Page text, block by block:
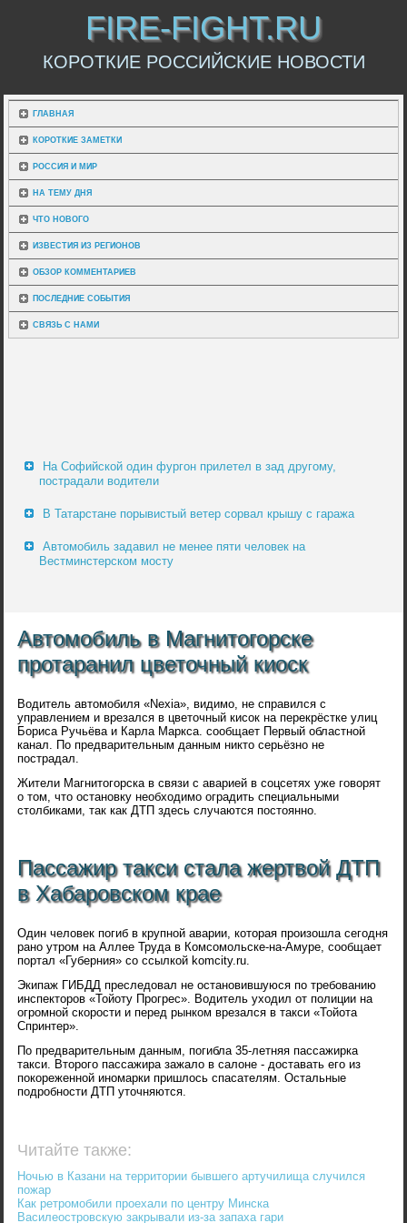
FIRE-FIGHT.RU
КОРОТКИЕ РОССИЙСКИЕ НОВОСТИ
ГЛАВНАЯ
КОРОТКИЕ ЗАМЕТКИ
РОССИЯ И МИР
НА ТЕМУ ДНЯ
ЧТО НОВОГО
ИЗВЕСТИЯ ИЗ РЕГИОНОВ
ОБЗОР КОММЕНТАРИЕВ
ПОСЛЕДНИЕ СОБЫТИЯ
СВЯЗЬ С НАМИ
На Софийской один фургон прилетел в зад другому,
пострадали водители
В Татарстане порывистый ветер сорвал крышу с гаража
Автомобиль задавил не менее пяти человек на
Вестминстерском мосту
Автомобиль в Магнитогорске
протаранил цветочный киоск
Водитель автомобиля «Nexia», видимо, не справился с
управлением и врезался в цветочный кисок на перекрёстке улиц
Бориса Ручьёва и Карла Маркса. сообщает Первый областной
канал. По предварительным данным никто серьёзно не
пострадал.
Жители Магнитогорска в связи с аварией в соцсетях уже говорят
о том, что остановку необходимо оградить специальными
столбиками, так как ДТП здесь случаются постоянно.
Пассажир такси стала жертвой ДТП
в Хабаровском крае
Один человек погиб в крупной аварии, которая произошла сегодня
рано утром на Аллее Труда в Комсомольске-на-Амуре, сообщает
портал «Губерния» со ссылкой komcity.ru.
Экипаж ГИБДД преследовал не остановившуюся по требованию
инспекторов «Тойоту Прогрес». Водитель уходил от полиции на
огромной скорости и перед рынком врезался в такси «Тойота
Спринтер».
По предварительным данным, погибла 35-летняя пассажирка
такси. Второго пассажира зажало в салоне - доставать его из
покореженной иномарки пришлось спасателям. Остальные
подробности ДТП уточняются.
Читайте также:
Ночью в Казани на территории бывшего артучилища случился
пожар
Как ретромобили проехали по центру Минска
Василеостровскую закрывали из-за запаха гари